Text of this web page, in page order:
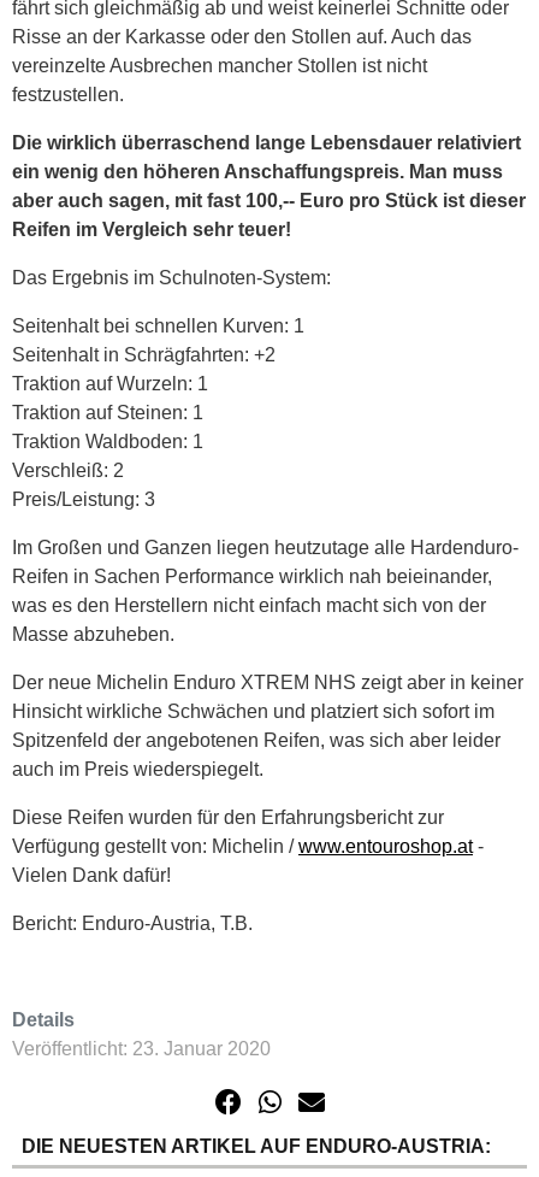
fährt sich gleichmäßig ab und weist keinerlei Schnitte oder
Risse an der Karkasse oder den Stollen auf. Auch das
vereinzelte Ausbrechen mancher Stollen ist nicht
festzustellen.
Die wirklich überraschend lange Lebensdauer relativiert
ein wenig den höheren Anschaffungspreis. Man muss
aber auch sagen, mit fast 100,-- Euro pro Stück ist dieser
Reifen im Vergleich sehr teuer!
Das Ergebnis im Schulnoten-System:
Seitenhalt bei schnellen Kurven: 1
Seitenhalt in Schrägfahrten: +2
Traktion auf Wurzeln: 1
Traktion auf Steinen: 1
Traktion Waldboden: 1
Verschleiß: 2
Preis/Leistung: 3
Im Großen und Ganzen liegen heutzutage alle Hardenduro-
Reifen in Sachen Performance wirklich nah beieinander,
was es den Herstellern nicht einfach macht sich von der
Masse abzuheben.
Der neue Michelin Enduro XTREM NHS zeigt aber in keiner
Hinsicht wirkliche Schwächen und platziert sich sofort im
Spitzenfeld der angebotenen Reifen, was sich aber leider
auch im Preis wiederspiegelt.
Diese Reifen wurden für den Erfahrungsbericht zur
Verfügung gestellt von: Michelin /www.entouroshop.at-
Vielen Dank dafür!
Bericht: Enduro-Austria, T.B.
Details
Veröffentlicht: 23. Januar 2020
DIE NEUESTEN ARTIKEL AUF ENDURO-AUSTRIA: